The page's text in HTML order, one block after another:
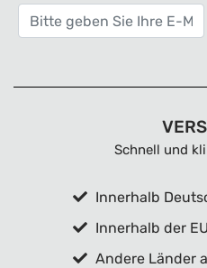
Schnell und
Innerhalb
Innerhalb der
Andere Länder